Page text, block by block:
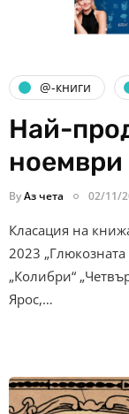
@-книги
Най-
ByАз чета 02/11/
Класация на
2023
„Колибри“
Ярос,…